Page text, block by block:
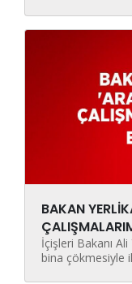
BAKAN
İçişleri Bakanı
bina çökmesiyle